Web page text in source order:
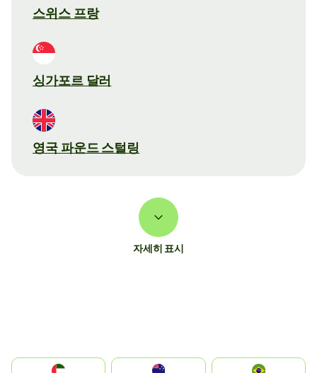
스위스 프랑
싱가포르 달러
영국 파운드 스털링
자세히 표시